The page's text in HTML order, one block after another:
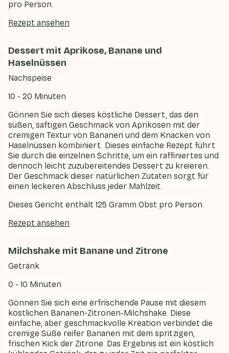
pro Person.
Rezept ansehen
Dessert mit Aprikose, Banane und
Haselnüssen
Nachspeise
10 - 20 Minuten
Gönnen Sie sich dieses köstliche Dessert, das den
süßen, saftigen Geschmack von Aprikosen mit der
cremigen Textur von Bananen und dem Knacken von
Haselnüssen kombiniert. Dieses einfache Rezept führt
Sie durch die einzelnen Schritte, um ein raffiniertes und
dennoch leicht zuzubereitendes Dessert zu kreieren.
Der Geschmack dieser natürlichen Zutaten sorgt für
einen leckeren Abschluss jeder Mahlzeit.
Dieses Gericht enthält 125 Gramm Obst pro Person.
Rezept ansehen
Milchshake mit Banane und Zitrone
Getränk
0 - 10 Minuten
Gönnen Sie sich eine erfrischende Pause mit diesem
köstlichen Bananen-Zitronen-Milchshake. Diese
einfache, aber geschmackvolle Kreation verbindet die
cremige Süße reifer Bananen mit dem spritzigen,
frischen Kick der Zitrone. Das Ergebnis ist ein köstlich